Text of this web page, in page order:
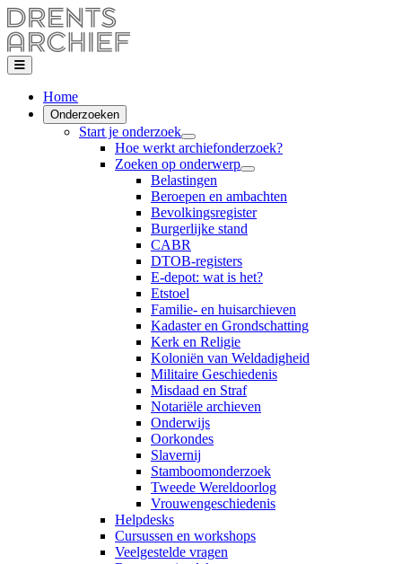
Home
Onderzoeken
Start je onderzoek
Hoe werkt archiefonderzoek?
Zoeken op onderwerp
Belastingen
Beroepen en ambachten
Bevolkingsregister
Burgerlijke stand
CABR
DTOB-registers
E-depot: wat is het?
Etstoel
Familie- en huisarchieven
Kadaster en Grondschatting
Kerk en Religie
Koloniën van Weldadigheid
Militaire Geschiedenis
Misdaad en Straf
Notariële archieven
Onderwijs
Oorkondes
Slavernij
Stamboomonderzoek
Tweede Wereldoorlog
Vrouwengeschiedenis
Helpdesks
Cursussen en workshops
Veelgestelde vragen